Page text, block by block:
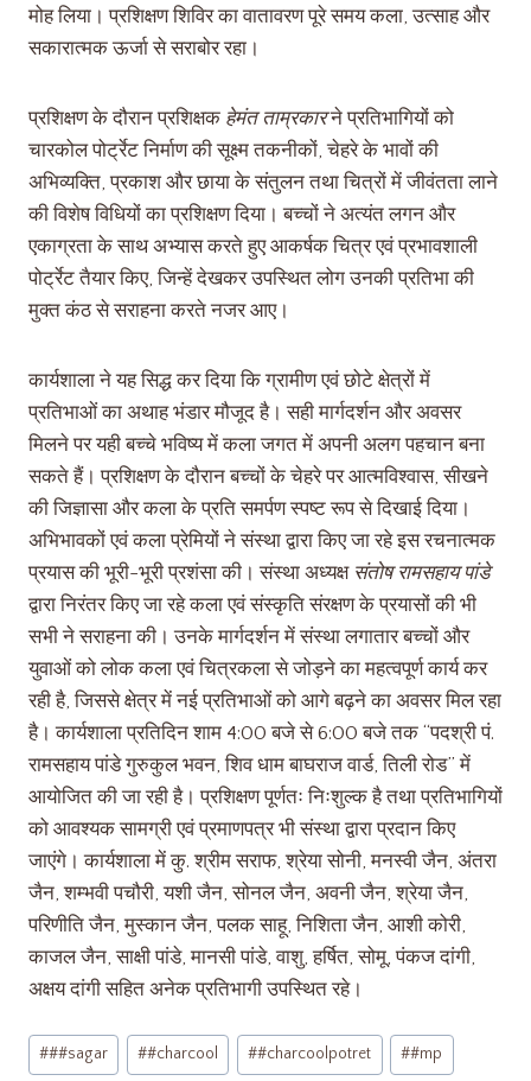
मोह लिया। प्रशिक्षण शिविर का वातावरण पूरे समय कला, उत्साह और
सकारात्मक ऊर्जा से सराबोर रहा।
प्रशिक्षण के दौरान प्रशिक्षक हेमंत ताम्रकारने प्रतिभागियों को
चारकोल पोर्ट्रेट निर्माण की सूक्ष्म तकनीकों, चेहरे के भावों की
अभिव्यक्ति, प्रकाश और छाया के संतुलन तथा चित्रों में जीवंतता लाने
की विशेष विधियों का प्रशिक्षण दिया। बच्चों ने अत्यंत लगन और
एकाग्रता के साथ अभ्यास करते हुए आकर्षक चित्र एवं प्रभावशाली
पोर्ट्रेट तैयार किए, जिन्हें देखकर उपस्थित लोग उनकी प्रतिभा की
मुक्त कंठ से सराहना करते नजर आए।
कार्यशाला ने यह सिद्ध कर दिया कि ग्रामीण एवं छोटे क्षेत्रों में
प्रतिभाओं का अथाह भंडार मौजूद है। सही मार्गदर्शन और अवसर
मिलने पर यही बच्चे भविष्य में कला जगत में अपनी अलग पहचान बना
सकते हैं। प्रशिक्षण के दौरान बच्चों के चेहरे पर आत्मविश्वास, सीखने
की जिज्ञासा और कला के प्रति समर्पण स्पष्ट रूप से दिखाई दिया।
अभिभावकों एवं कला प्रेमियों ने संस्था द्वारा किए जा रहे इस रचनात्मक
प्रयास की भूरी-भूरी प्रशंसा की। संस्था अध्यक्ष संतोष रामसहाय पांडे
द्वारा निरंतर किए जा रहे कला एवं संस्कृति संरक्षण के प्रयासों की भी
सभी ने सराहना की। उनके मार्गदर्शन में संस्था लगातार बच्चों और
युवाओं को लोक कला एवं चित्रकला से जोड़ने का महत्वपूर्ण कार्य कर
रही है, जिससे क्षेत्र में नई प्रतिभाओं को आगे बढ़ने का अवसर मिल रहा
है। कार्यशाला प्रतिदिन शाम 4:00 बजे से 6:00 बजे तक “पदश्री पं.
रामसहाय पांडे गुरुकुल भवन, शिव धाम बाघराज वार्ड, तिली रोड” में
आयोजित की जा रही है। प्रशिक्षण पूर्णतः निःशुल्क है तथा प्रतिभागियों
को आवश्यक सामग्री एवं प्रमाणपत्र भी संस्था द्वारा प्रदान किए
जाएंगे। कार्यशाला में कु. श्रीम सराफ, श्रेया सोनी, मनस्वी जैन, अंतरा
जैन, शम्भवी पचौरी, यशी जैन, सोनल जैन, अवनी जैन, श्रेया जैन,
परिणीति जैन, मुस्कान जैन, पलक साहू, निशिता जैन, आशी कोरी,
काजल जैन, साक्षी पांडे, मानसी पांडे, वाशु, हर्षित, सोमू, पंकज दांगी,
अक्षय दांगी सहित अनेक प्रतिभागी उपस्थित रहे।
###sagar ##charcool ##charcoolpotret ##mp